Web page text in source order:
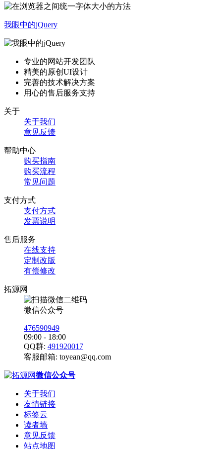
我眼中的jQuery
专业的网站开发团队
精美的原创UI设计
完善的技术解决方案
用心的售后服务支持
关于
关于我们
意见反馈
帮助中心
购买指南
购买流程
常见问题
支付方式
支付方式
发票说明
售后服务
在线支持
定制改版
有偿修改
拓源网
微信公众号
476590949
09:00 - 18:00
QQ群: 491920017
客服邮箱: toyean@qq.com
微信公众号
关于我们
友情链接
标签云
读者墙
意见反馈
站点地图